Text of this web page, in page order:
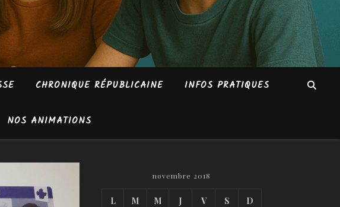
CHRONIQUE RÉPUBLICAINE INFOS PRATIQUES
NOS ANIMATIONS
novembre 2018
L M M J V S D